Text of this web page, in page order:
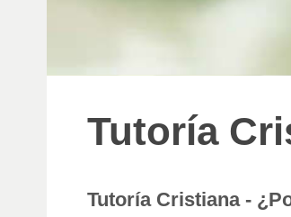
Tutoría
Tutoría Cristiana -